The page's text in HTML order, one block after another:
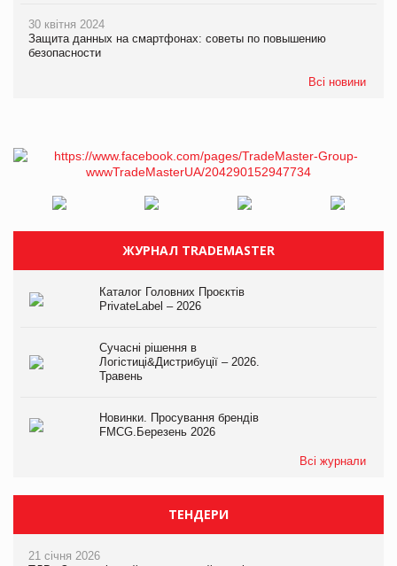
30 квітня 2024
Защита данных на смартфонах: советы по повышению
безопасности
Всі новини
ЖУРНАЛ TRADEMASTER
Каталог Головних Проєктів
PrivateLabel – 2026
Сучасні рішення в
Логістиці&Дистрибуції – 2026.
Травень
Новинки. Просування брендів
FMCG.Березень 2026
Всі журнали
ТЕНДЕРИ
21 січня 2026